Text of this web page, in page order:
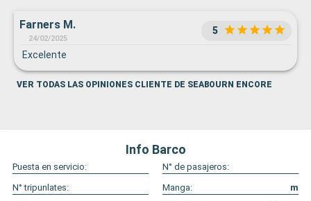
Farners M.
24/02/2025
5
Excelente
VER TODAS LAS OPINIONES CLIENTE DE SEABOURN ENCORE
Info Barco
Puesta en servicio:
N° de pasajeros:
N° tripunlates:
Manga:
m